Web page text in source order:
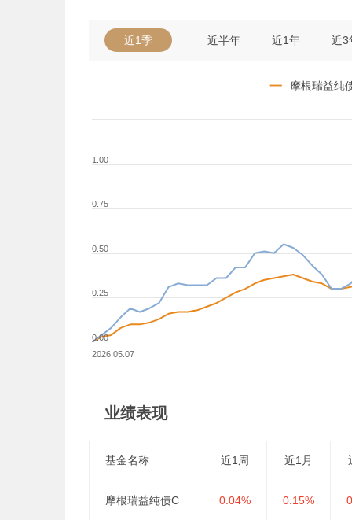
近1季 近半年 近1年 近3
一 摩根瑞益纯
2026.05.07
0.00
0.25
0.50
0.75
1.00
业绩表现
基金名称 近1周 近1月
摩根瑞益纯债C 0.04% 0.15%